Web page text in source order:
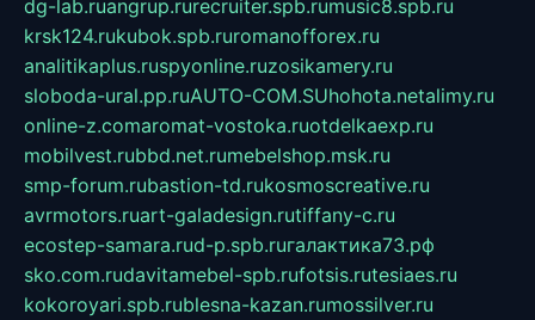
dg-lab.ruangrup.rurecruiter.spb.rumusic8.spb.ru
krsk124.rukubok.spb.ruromanofforex.ru
analitikaplus.ruspyonline.ruzosikamery.ru
sloboda-ural.pp.ruAUTO-COM.SUhohota.netalimy.ru
online-z.comaromat-vostoka.ruotdelkaexp.ru
mobilvest.rubbd.net.rumebelshop.msk.ru
smp-forum.rubastion-td.rukosmoscreative.ru
avrmotors.ruart-galadesign.rutiffany-c.ru
ecostep-samara.rud-p.spb.ruгалактика73.рф
sko.com.rudavitamebel-spb.rufotsis.rutesiaes.ru
kokoroyari.spb.rublesna-kazan.rumossilver.ru